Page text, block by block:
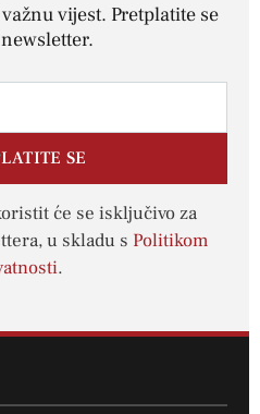
vijest. Pretplatite se
SE
će se isključivo za
u skladu s Politikom
.